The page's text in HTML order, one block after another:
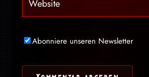
Abonniere unseren Newsletter